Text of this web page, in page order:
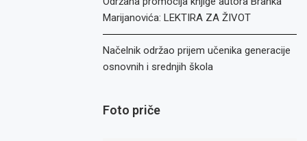
Marijanovića: LEKTIRA ZA ŽIVOT
Načelnik održao prijem učenika generacije
osnovnih i srednjih škola
Foto priče